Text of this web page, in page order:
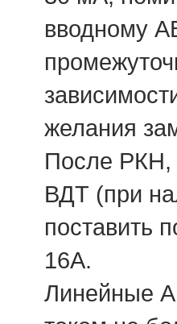
вводному
желания
После РКН,
ВДТ (при
поставить
16А.
Линейные